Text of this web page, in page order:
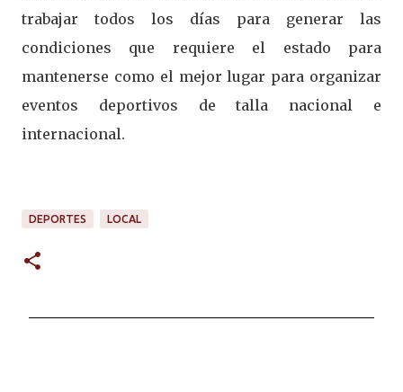
trabajar todos los días para generar las
condiciones que requiere el estado para
mantenerse como el mejor lugar para organizar
eventos deportivos de talla nacional e
internacional.
DEPORTES LOCAL